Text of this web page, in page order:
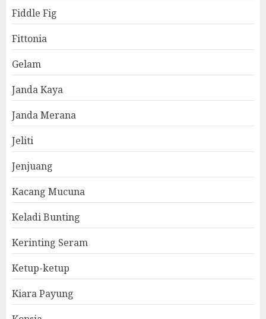
Fiddle Fig
Fittonia
Gelam
Janda Kaya
Janda Merana
Jeliti
Jenjuang
Kacang Mucuna
Keladi Bunting
Kerinting Seram
Ketup-ketup
Kiara Payung